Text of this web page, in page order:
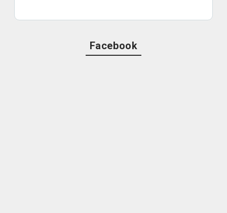
Facebook